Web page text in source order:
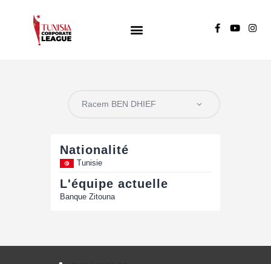
TUNISIA CORPORATE LEAGUE
Groupe B
Nationalité
Tunisie
L'équipe actuelle
Banque Zitouna